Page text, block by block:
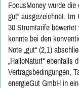
FocusMoney wurde die
gut“ ausgezeichnet.
30 Stromtarife bewertet
konnte bei den
Note „gut“ (2,1)
„HalloNatur!“ ebenfalls
Vertragsbedingungen,
energieGut GmbH in